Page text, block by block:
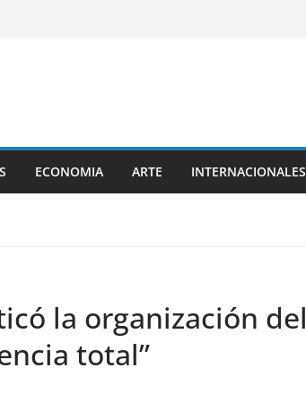
ECONOMIA ARTE INTERNACIONALES
la organización del
total”